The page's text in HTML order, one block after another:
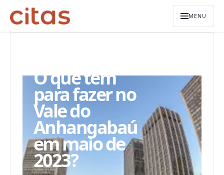
MENU
O que tem
para fazer no
Vale do
Anhangabaú
em maio de
2023?